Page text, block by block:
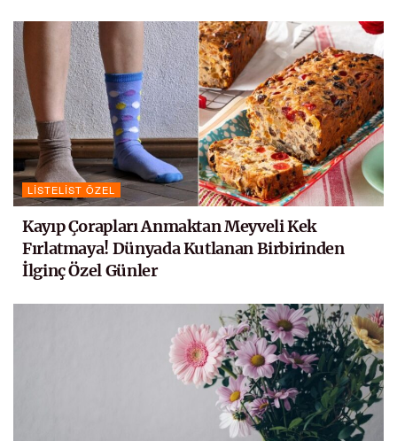
LISTELIST ÖZEL
Kayıp Çorapları Anmaktan Meyveli Kek
Fırlatmaya! Dünyada Kutlanan Birbirinden
İlginç Özel Günler